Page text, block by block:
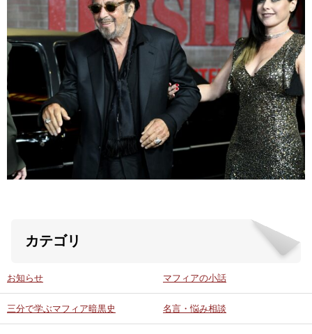
時事ニュース 書籍紹介
ABOUT US
当店の紹介
オンラインストア
お問い合わせ
カテゴリ
お知らせ マフィアの小話
三分で学ぶマフィア暗黒史 名言・悩み相談